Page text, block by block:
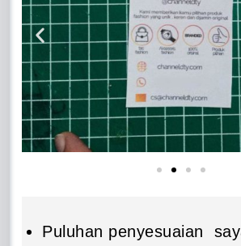
Puluhan penyesuaian